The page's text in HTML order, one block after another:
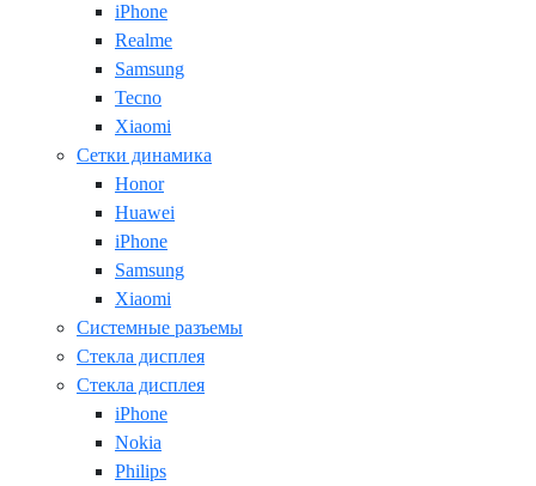
iPhone
Realme
Samsung
Tecno
Xiaomi
Сетки динамика
Honor
Huawei
iPhone
Samsung
Xiaomi
Системные разъемы
Стекла дисплея
Стекла дисплея
iPhone
Nokia
Philips